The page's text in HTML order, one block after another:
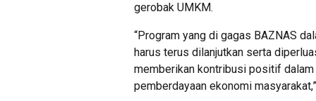
gerobak UMKM.
“Program yang di gagas BAZNAS
harus terus dilanjutkan serta
memberikan kontribusi positif
pemberdayaan ekonomi